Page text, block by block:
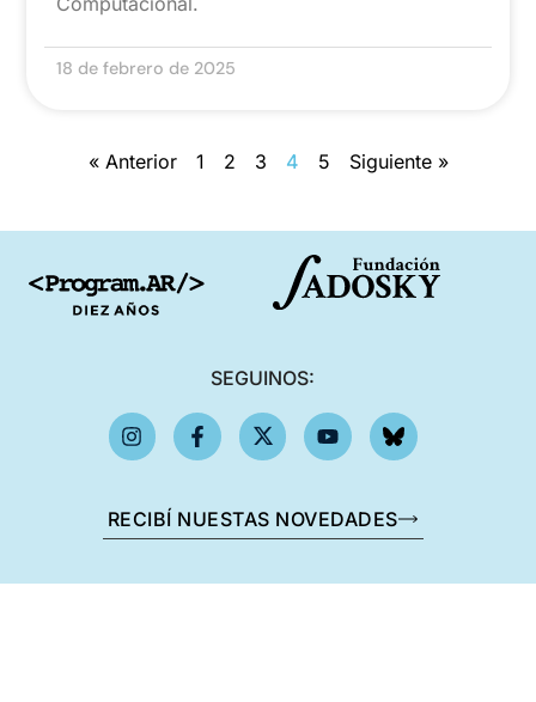
18 de febrero de 2025
« Anterior 1 2 3 4 5 Siguiente »
SEGUINOS:
RECIBÍ NUESTAS NOVEDADES